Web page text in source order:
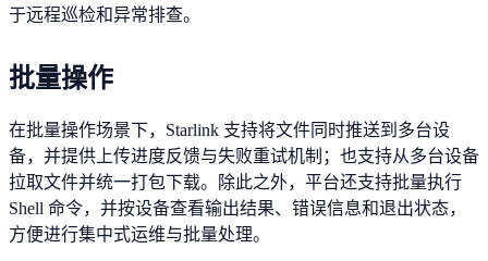
于远程巡检和异常排查。
批量操作
在批量操作场景下，Starlink 支持将文件同时推送到多台设
备，并提供上传进度反馈与失败重试机制；也支持从多台设备
拉取文件并统一打包下载。除此之外，平台还支持批量执行
Shell 命令，并按设备查看输出结果、错误信息和退出状态，
方便进行集中式运维与批量处理。